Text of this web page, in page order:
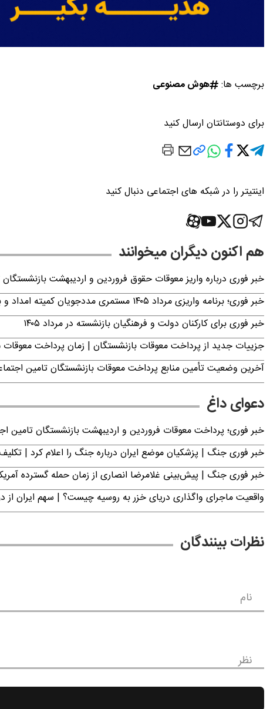
برچسب ها: هوش مصنوعی
برای دوستانتان ارسال کنید
اینتیتر را در شبکه های اجتماعی دنبال کنید
هم اکنون دیگران میخوانند
خبر فوری درباره واریز معوقات حقوق فروردین و اردیبهشت
خبر فوری؛ برنامه واریزی مرداد ۱۴۰۵ مستمری مددجویان کمیته امداد و بهزیستی اعلام شد
خبر فوری برای کارکنان دولت و فرهنگیان بازنشسته در مرداد ۱۴۰۵
جزییات جدید از پرداخت معوقات بازنشستگان | زمان پرداخت
آخرین وضعیت تأمین منابع پرداخت معوقات بازنشستگان تامین
دعوای داغ
خبر فوری؛ پرداخت معوقات فروردین و اردیبهشت بازنشستگان
خبر فوری جنگ | پزشکیان موضع ایران درباره جنگ را اعلام کرد |
خبر فوری جنگ | پیش‌بینی غلامرضا انصاری از زمان حمله گسترده
واقعیت ماجرای واگذاری دریای خزر به روسیه چیست؟ | سهم ایران از
نظرات بینندگان
نام
نظر